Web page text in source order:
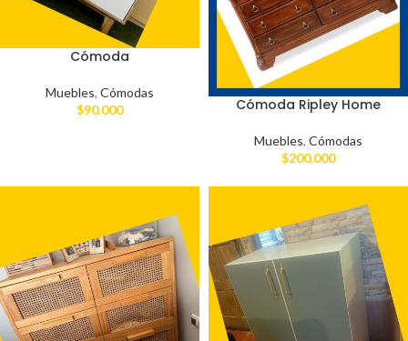
Cómoda
Muebles, Cómodas
$90.000 Cómoda Ripley Home
Muebles, Cómodas
$200.000